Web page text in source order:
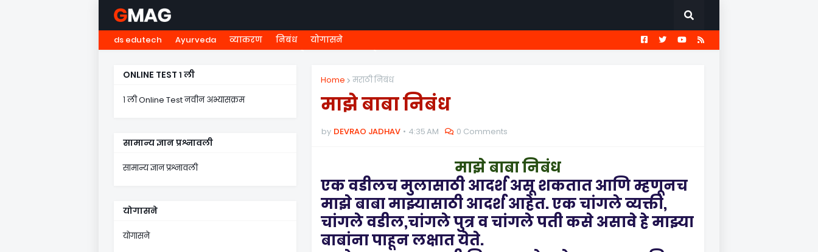
HOME नवोदय NMMS ५ वी शिष्यवृत्ती ८ वी शिष्यवृत्ती सामान्य ज्ञान प्रश्नावली
ds edutech Ayurveda व्याकरण निबंध योगासने
Home मराठी निबंध
माझे बाबा निबंध
by DEVRAO JADHAV 4:35 AM 0 Comments
माझे बाबा निबंध
एक वडीलच मुलासाठी आदर्श असू शकतात आणि म्हणूनच
माझे बाबा माझ्यासाठी आदर्श आहेत. एक चांगले व्यक्ती,
चांगले वडील,चांगले पुत्र व चांगले पती कसे असावे हे माझ्या
बाबांना पाहून लक्षात येते.
ONLINE TEST १ ली
१ ली Online Test नवीन अभ्यासक्रम
सामान्य ज्ञान प्रश्नावली
सामान्य ज्ञान प्रश्नावली
योगासने
योगासने